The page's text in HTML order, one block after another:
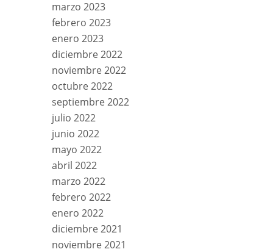
marzo 2023
febrero 2023
enero 2023
diciembre 2022
noviembre 2022
octubre 2022
septiembre 2022
julio 2022
junio 2022
mayo 2022
abril 2022
marzo 2022
febrero 2022
enero 2022
diciembre 2021
noviembre 2021